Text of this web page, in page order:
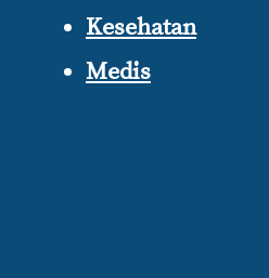
Kesehatan
Medis